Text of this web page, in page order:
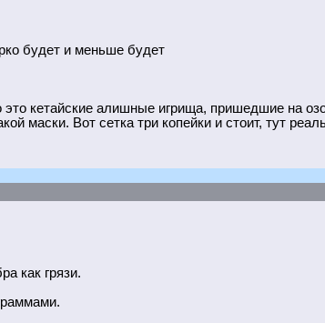
будет и меньше будет
кетайские алишные игрища, пришедшие на
маски. Вот сетка три копейки и стоит, тут
как грязи.